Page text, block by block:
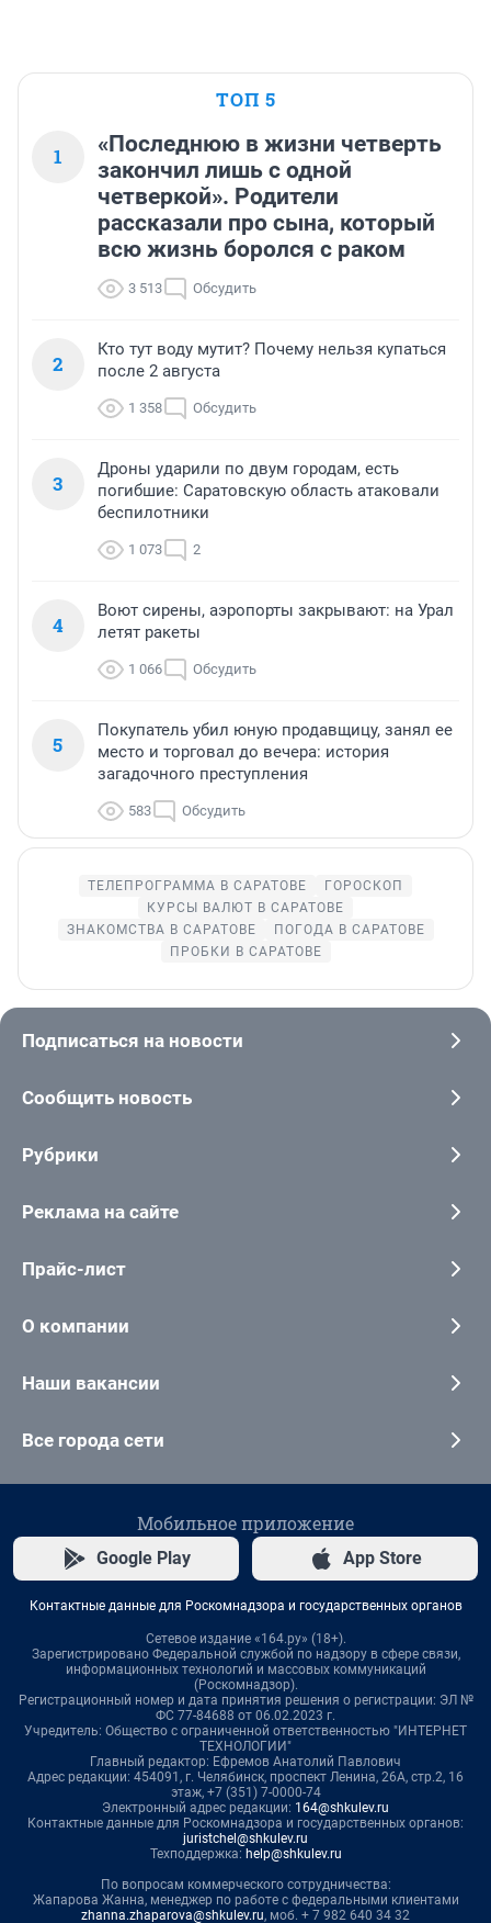
ТОП 5
1
«Последнюю в жизни четверть
закончил лишь с одной
четверкой». Родители
рассказали про сына, который
всю жизнь боролся с раком
3 513 Обсудить
2
Кто тут воду мутит? Почему нельзя купаться
после 2 августа
1 358 Обсудить
3
Дроны ударили по двум городам, есть
погибшие: Саратовскую область атаковали
беспилотники
1 073 2
4
Воют сирены, аэропорты закрывают: на Урал
летят ракеты
1 066 Обсудить
5
Покупатель убил юную продавщицу, занял ее
место и торговал до вечера: история
загадочного преступления
583 Обсудить
ТЕЛЕПРОГРАММА В САРАТОВЕ
ГОРОСКОП
КУРСЫ ВАЛЮТ В САРАТОВЕ
ЗНАКОМСТВА В САРАТОВЕ
ПОГОДА В САРАТОВЕ
ПРОБКИ В САРАТОВЕ
Подписаться на новости
Сообщить новость
Рубрики
Реклама на сайте
Прайс-лист
О компании
Наши вакансии
Все города сети
Мобильное приложение
Google Play App Store
Контактные данные для Роскомнадзора и государственных органов
Сетевое издание «164.ру» (18+).
Зарегистрировано Федеральной службой по надзору в сфере связи,
информационных технологий и массовых коммуникаций
(Роскомнадзор).
Регистрационный номер и дата принятия решения о регистрации: ЭЛ №
ФС 77-84688 от 06.02.2023 г.
Учредитель: Общество с ограниченной ответственностью "ИНТЕРНЕТ
ТЕХНОЛОГИИ"
Главный редактор: Ефремов Анатолий Павлович
Адрес редакции: 454091, г. Челябинск, проспект Ленина, 26А, стр.2, 16
этаж, +7 (351) 7-0000-74
Электронный адрес редакции: 164@shkulev.ru
Контактные данные для Роскомнадзора и государственных органов:
juristchel@shkulev.ru
Техподдержка: help@shkulev.ru
По вопросам коммерческого сотрудничества:
Жапарова Жанна, менеджер по работе с федеральными клиентами
zhanna.zhaparova@shkulev.ru, моб. + 7 982 640 34 32